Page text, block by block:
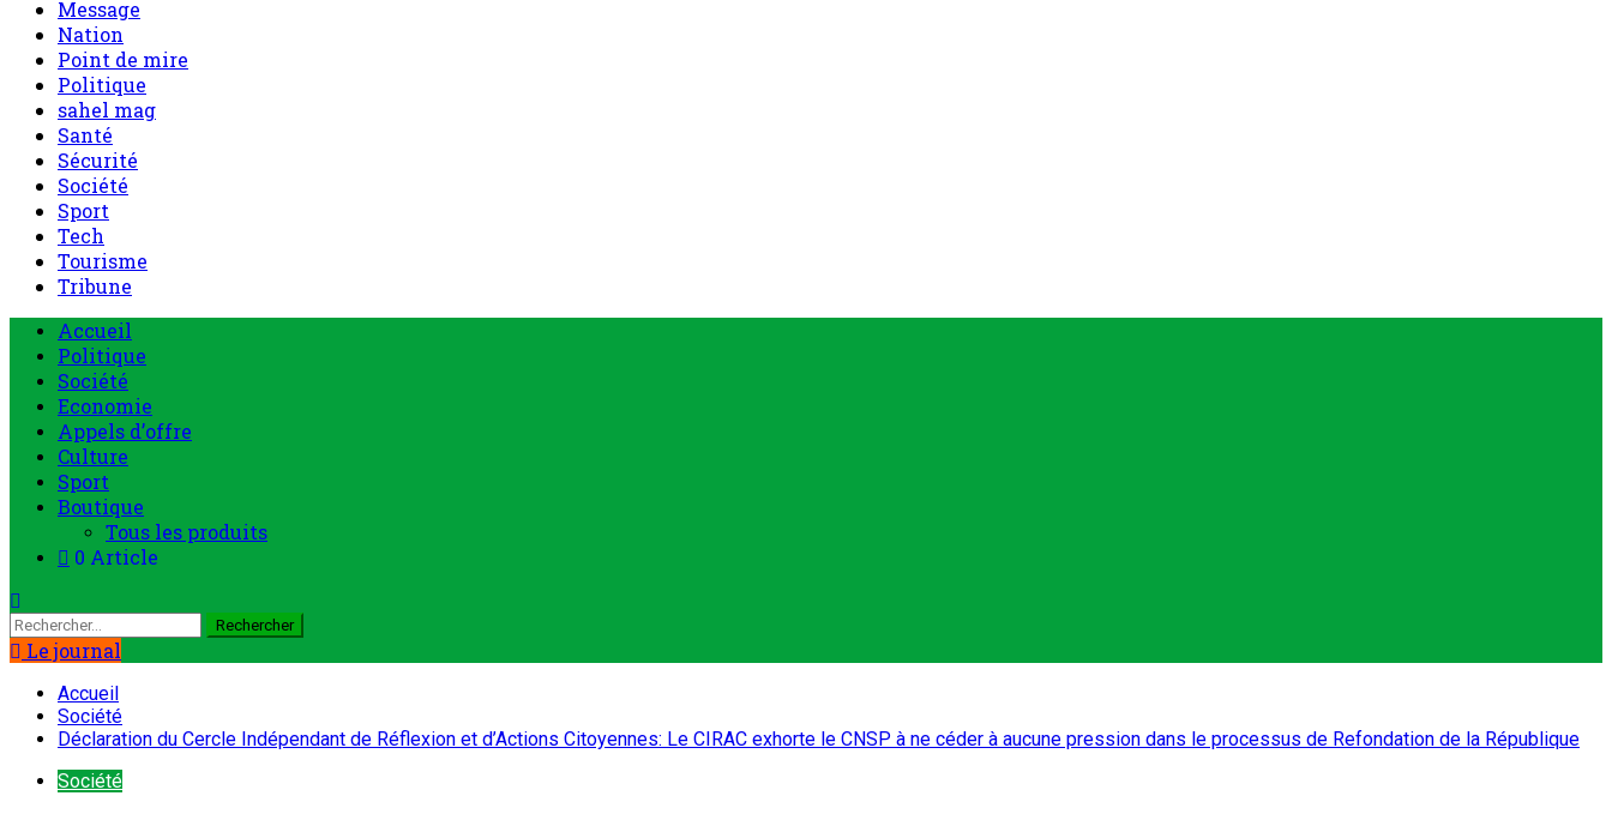
Message
Nation
Point de mire
Politique
sahel mag
Santé
Sécurité
Société
Sport
Tech
Tourisme
Tribune
Menu
principal
Accueil
Politique
Société
Economie
Appels d’offre
Culture
Sport
Boutique
Tous les produits
0 Article
Rechercher :
Le journal
Accueil
Société
Déclaration du Cercle Indépendant de Réflexion et d’Actions Citoyennes: Le CIRAC exhorte le CNSP à ne céder à aucune pression dans le processus de Refondation de la République
Société